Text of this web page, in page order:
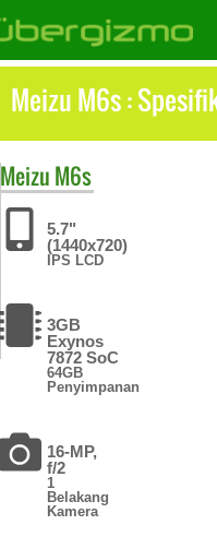
Meizu M6s :
Meizu M6s
5.7"
(1440x720)
IPS LCD
3GB
Exynos
7872 SoC
64GB
Penyimpanan
16-MP,
f/2
1
Belakang
Kamera